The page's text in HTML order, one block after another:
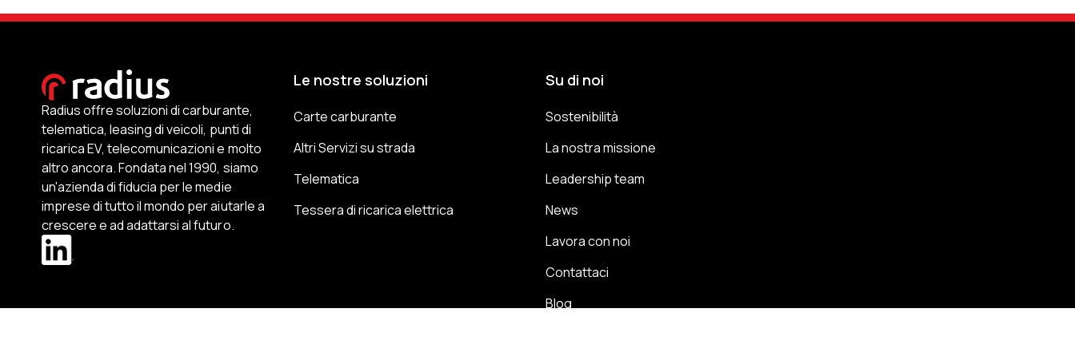
Radius offre soluzioni di carburante,
telematica, leasing di veicoli, punti di
ricarica EV, telecomunicazioni e molto
altro ancora. Fondata nel 1990, siamo
un'azienda di fiducia per le medie
imprese di tutto il mondo per aiutarle a
crescere e ad adattarsi al futuro.
Le nostre soluzioni
Carte carburante
Altri Servizi su strada
Telematica
Tessera di ricarica elettrica
Su di noi
Sostenibilità
La nostra missione
Leadership team
News
Lavora con noi
Contattaci
Blog